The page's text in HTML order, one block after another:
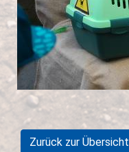
Zurück zur Übersicht